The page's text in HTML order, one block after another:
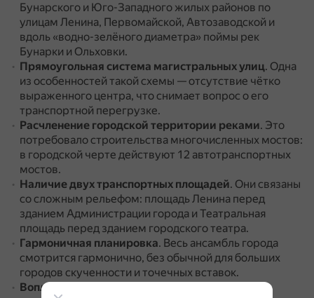
Бунарского и Юго-Западного жилых районов по
улицам Ленина, Первомайской, Автозаводской и
вдоль «водно-зелёного диаметра» поймы рек
Бунарки и Ольховки.
Прямоугольная система магистральных улиц. Одна
из особенностей такой схемы — отсутствие чётко
выраженного центра, что снимает вопрос о его
транспортной перегрузке.
Расчленение городской территории реками. Это
потребовало строительства многочисленных мостов:
в городской черте действуют 12 автотранспортных
мостов.
Наличие двух транспортных площадей. Они связаны
со сложным рельефом: площадь Ленина перед
зданием Администрации города и Театральная
площадь перед зданием городского театра.
Гармоничная планировка. Весь ансамбль города
смотрится гармонично, без обычной для больших
городов скученности и точечных вставок.
Воплощение концепции неоклассицизма